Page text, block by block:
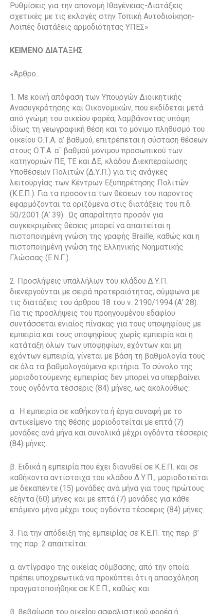
Ρυθμίσεις για την απονομή Ιθαγένειας-Διατάξεις
σχετικές με τις εκλογές στην Τοπική Αυτοδιοίκηση-
Λοιπές διατάξεις αρμοδιότητας ΥΠΕΣ»
ΚΕΙΜΕΝΟ ΔΙΑΤΑΞΗΣ
«Άρθρο…
1. Με κοινή απόφαση των Υπουργών Διοικητικής
Ανασυγκρότησης και Οικονομικών, που εκδίδεται μετά
από γνώμη του οικείου φορέα, λαμβάνοντας υπόψη
ιδίως τη γεωγραφική θέση και το μόνιμο πληθυσμό του
οικείου Ο.Τ.Α. α’ βαθμού, επιτρέπεται η σύσταση θέσεων
στους Ο.Τ.Α. α` βαθμού μόνιμου προσωπικού των
κατηγοριών ΠΕ, ΤΕ και ΔΕ, κλάδου Διεκπεραίωσης
Υποθέσεων Πολιτών (Δ.Υ.Π.) για τις ανάγκες
λειτουργίας των Κέντρων Εξυπηρέτησης Πολιτών
(Κ.Ε.Π.). Για τα προσόντα των θέσεων του παρόντος
εφαρμόζονται τα οριζόμενα στις διατάξεις του π.δ.
50/2001 (Α’ 39).
Ως απαραίτητο προσόν για
συγκεκριμένες θέσεις μπορεί να απαιτείται η
πιστοποιημένη γνώση της γραφής Braille, καθώς και η
πιστοποιημένη γνώση της Ελληνικής Νοηματικής
Γλώσσας (Ε.Ν.Γ.).
2. Προσλήψεις υπαλλήλων του κλάδου Δ.Υ.Π.
διενεργούνται με σειρά προτεραιότητας, σύμφωνα με
τις διατάξεις του άρθρου 18 του ν. 2190/1994 (Α’ 28).
Για τις προσλήψεις του προηγουμένου εδαφίου
συντάσσεται ενιαίος πίνακας για τους υποψηφίους με
εμπειρία και τους υποψηφίους χωρίς εμπειρία και η
κατάταξη όλων των υποψηφίων, εχόντων και μη
εχόντων εμπειρία, γίνεται με βάση τη βαθμολογία τους
σε όλα τα βαθμολογούμενα κριτήρια. Το σύνολο της
μοριοδοτούμενης εμπειρίας δεν μπορεί να υπερβαίνει
τους ογδόντα τέσσερις (84) μήνες, ως ακολούθως:
α.
Η εμπειρία σε καθήκοντα ή έργα συναφή με το
αντικείμενο της θέσης μοριοδοτείται με επτά (7)
μονάδες ανά μήνα και συνολικά μέχρι ογδόντα τέσσερις
(84) μήνες.
β. Ειδικά η εμπειρία που έχει διανυθεί σε Κ.Ε.Π. και σε
καθήκοντα αντίστοιχα του κλάδου Δ.Υ.Π., μοριοδοτείται
με δεκαπέντε (15) μονάδες ανά μήνα για τους πρώτους
εξήντα (60) μήνες και με επτά (7) μονάδες για κάθε
επόμενο μήνα μέχρι τους ογδόντα τέσσερις (84) μήνες.
3. Για την απόδειξη της εμπειρίας σε Κ.Ε.Π. της περ. β’
της παρ. 2 απαιτείται:
α. αντίγραφο της οικείας σύμβασης, από την οποία
πρέπει υποχρεωτικά να προκύπτει ότι η απασχόληση
πραγματοποιήθηκε σε Κ.Ε.Π., καθώς και
β. βεβαίωση του οικείου ασφαλιστικού φορέα ή